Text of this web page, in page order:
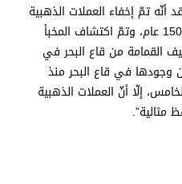
أنّه تمّ إخفاء العملات الذهبية
عن الغزاة البربريين منذ حوالى 1500 عام، وتمّ اكتشاف المخبأ
القمامة من قاع البحر في
وجودها في قاع البحر منذ
إلّا أنّ العملات الذهبية